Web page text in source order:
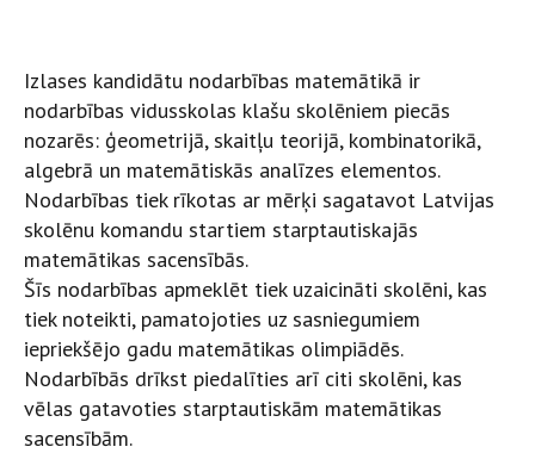
Izlases kandidātu nodarbības matemātikā ir
nodarbības vidusskolas klašu skolēniem piecās
nozarēs: ģeometrijā, skaitļu teorijā, kombinatorikā,
algebrā un matemātiskās analīzes elementos.
Nodarbības tiek rīkotas ar mērķi sagatavot Latvijas
skolēnu komandu startiem starptautiskajās
matemātikas sacensībās.
Šīs nodarbības apmeklēt tiek uzaicināti skolēni, kas
tiek noteikti, pamatojoties uz sasniegumiem
iepriekšējo gadu matemātikas olimpiādēs.
Nodarbībās drīkst piedalīties arī citi skolēni, kas
vēlas gatavoties starptautiskām matemātikas
sacensībām.